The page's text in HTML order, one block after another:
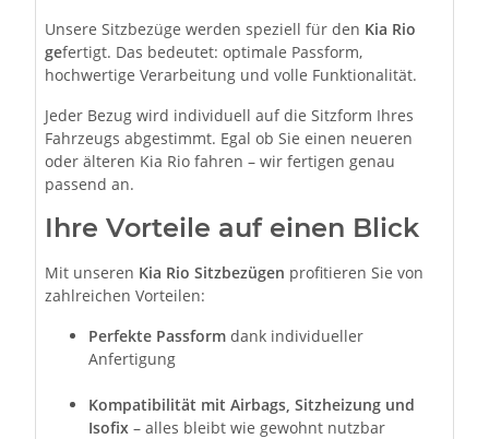
Unsere Sitzbezüge werden speziell für den Kia Rio
gefertigt. Das bedeutet: optimale Passform,
hochwertige Verarbeitung und volle Funktionalität.
Jeder Bezug wird individuell auf die Sitzform Ihres
Fahrzeugs abgestimmt. Egal ob Sie einen neueren
oder älteren Kia Rio fahren – wir fertigen genau
passend an.
Ihre Vorteile auf einen Blick
Mit unseren Kia Rio Sitzbezügen profitieren Sie von
zahlreichen Vorteilen:
Perfekte Passform dank individueller
Anfertigung
Kompatibilität mit Airbags, Sitzheizung und
Isofix – alles bleibt wie gewohnt nutzbar